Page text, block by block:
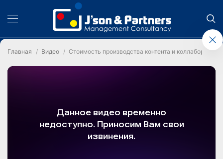
Главная Видео Стоимость производства контента и коллаборация